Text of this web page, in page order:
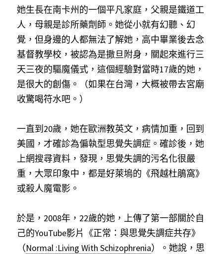
她生長在南卡州的一個平凡家庭，父親是鐵道工
人，母親是診所藥劑師。她從小就有幻聽、幻
覺，但身邊的人都無法了解她，高中畢業後去念
基督教學校，被認為是撒旦附身，關起來進行三
天三夜的驅魔儀式，這個經驗對當時17歲的她，
是很大的創傷。（如果在台灣，大概被帶去宮廟
收驚喝符水吧。）
一直到20歲，她在歐洲教英文，病情加重，回到
美國，才確診為偏執型思覺失調症。確診後，她
上網搜尋資料，發現，思覺失調的污名化很嚴
重，大眾印象中，都是好萊塢的《飛越杜鵑窩》
或殺人魔電影。
於是，2008年，22歲的她，上傳了第一部關於自
己的YouTube影片《正常：與思覺失調症共存》
（Normal :Living With Schizophrenia）。她說，思